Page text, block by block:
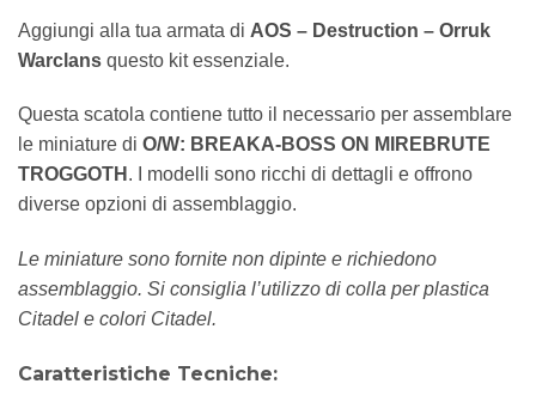
Aggiungi alla tua armata di AOS – Destruction – Orruk
Warclans questo kit essenziale.
Questa scatola contiene tutto il necessario per assemblare
le miniature di O/W: BREAKA-BOSS ON MIREBRUTE
TROGGOTH . I modelli sono ricchi di dettagli e offrono
diverse opzioni di assemblaggio.
Le miniature sono fornite non dipinte e richiedono
assemblaggio. Si consiglia l’utilizzo di colla per plastica
Citadel e colori Citadel.
Caratteristiche Tecniche: